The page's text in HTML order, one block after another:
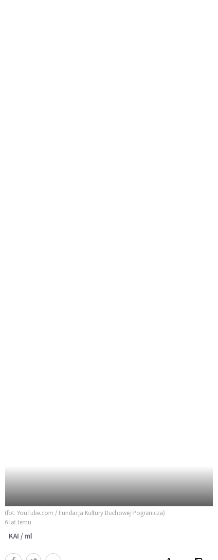
(fot. YouTube.com / Fundacja Kultury Duchowej Pogranicza)
6 lat temu
KAI / ml